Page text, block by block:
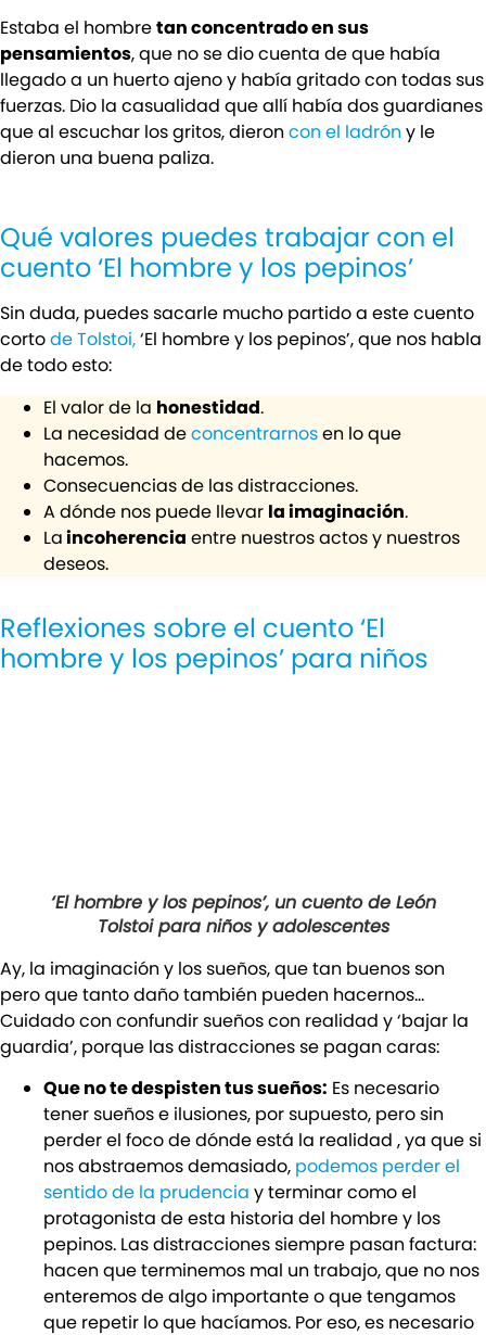
Estaba el hombretan concentrado en sus
pensamientos, que no se dio cuenta de que había
llegado a un huerto ajeno y había gritado con todas sus
fuerzas. Dio la casualidad que allí había dos guardianes
que al escuchar los gritos, dieroncon el ladróny le
dieron una buena paliza.
Qué valores puedes trabajar con el
cuento ‘El hombre y los pepinos’
Sin duda, puedes sacarle mucho partido a este cuento
cortode Tolstoi,‘El hombre y los pepinos’, que nos habla
de todo esto:
El valor de la honestidad.
La necesidad deconcentrarnosen lo que
hacemos.
Consecuencias de las distracciones.
A dónde nos puede llevar la imaginación.
Laincoherencia entre nuestros actos y nuestros
deseos.
Reflexiones sobre el cuento ‘El
hombre y los pepinos’ para niños
‘El hombre y los pepinos’, un cuento de León
Tolstoi para niños y adolescentes
Ay, la imaginación y los sueños, que tan buenos son
pero que tanto daño también pueden hacernos…
Cuidado con confundir sueños con realidad y ‘bajar la
guardia’, porque las distracciones se pagan caras:
Que no te despisten tus sueños: Es necesario
tener sueños e ilusiones, por supuesto, pero sin
perder el foco de dónde está la realidad , ya que si
nos abstraemos demasiado, podemos perder el
sentido de la prudencia y terminar como el
protagonista de esta historia del hombre y los
pepinos. Las distracciones siempre pasan factura:
hacen que terminemos mal un trabajo, que no nos
enteremos de algo importante o que tengamos
que repetir lo que hacíamos. Por eso, es necesario